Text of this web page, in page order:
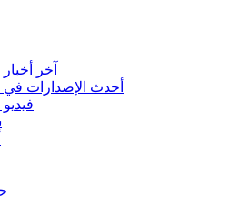
آخر
أحدث الإصدارات في